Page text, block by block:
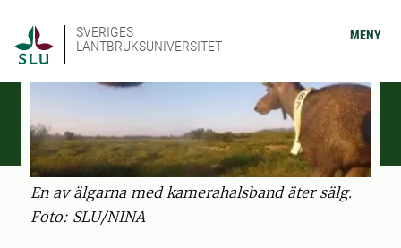
SVERIGES
LANTBRUKSUNIVERSITET
MENY
En av älgarna med kamerahalsband äter sälg.
Foto: SLU/NINA